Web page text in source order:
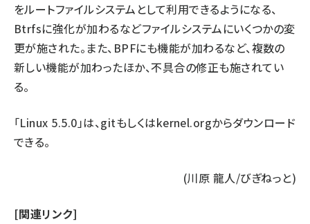
をルートファイルシステムとして利用できるようになる、
Btrfsに強化が加わるなどファイルシステムにいくつかの変
更が施された。また、BPFにも機能が加わるなど、複数の
新しい機能が加わったほか、不具合の修正も施されてい
る。
「Linux 5.5.0」は、gitもしくはkernel.orgからダウンロード
できる。
(川原 龍人/びぎねっと)
[関連リンク]